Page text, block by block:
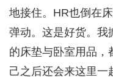
地接住。HR也倒在
弹动。这是好货。我
的床垫与卧室用品，
己之后还会来这里一